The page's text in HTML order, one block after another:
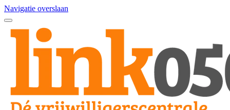
Navigatie overslaan